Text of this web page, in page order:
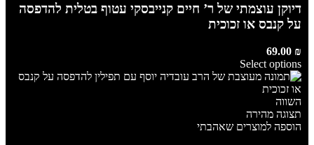
דיוקן עוצמתי של ר’ חיים קנייבסקי עטוף בטלית להדפסה
על קנבס או זכוכית
69.00 ₪
Select options
השווה
תצוגה מהירה
הוספה למוצרים שאהבתי